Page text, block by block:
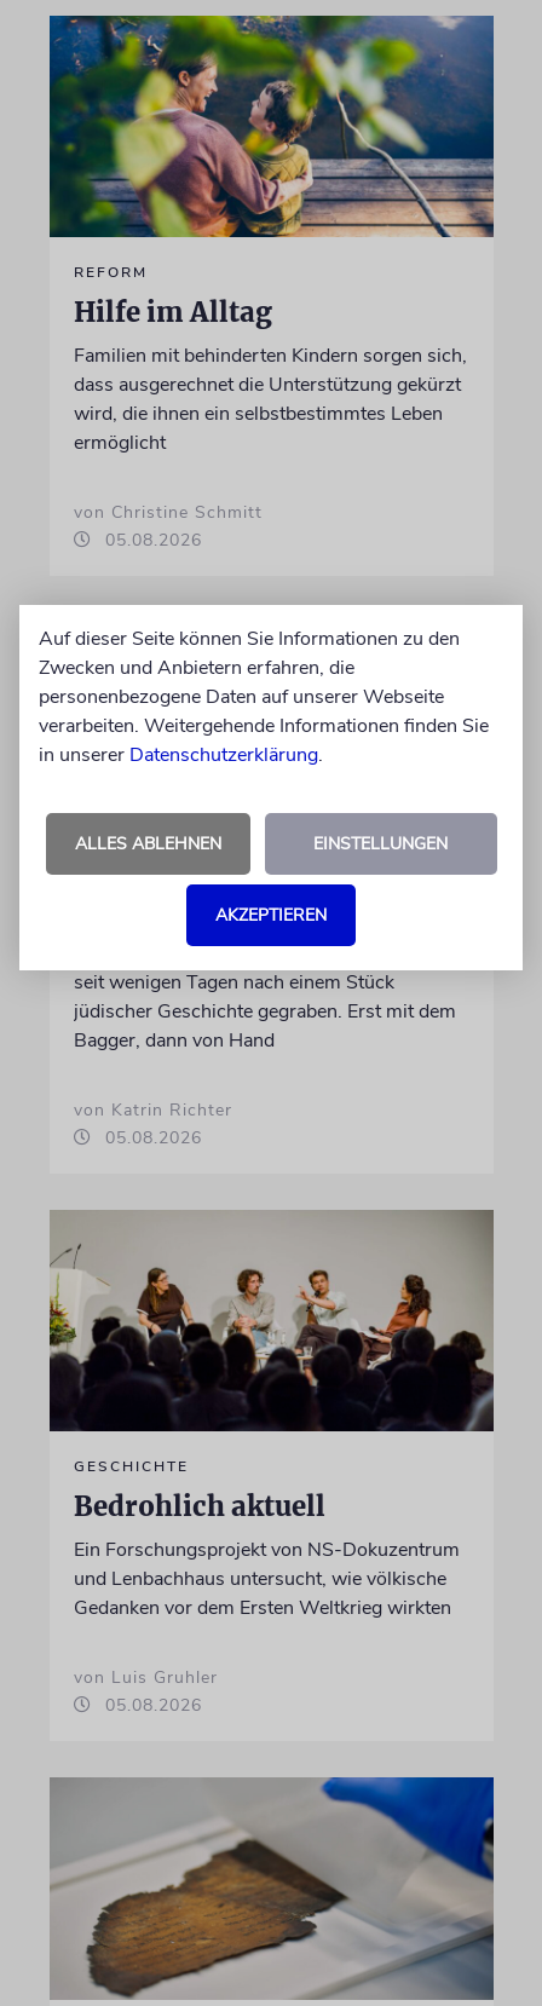
REFORM
Hilfe im Alltag
Familien mit behinderten Kindern sorgen sich,
dass ausgerechnet die Unterstützung gekürzt
wird, die ihnen ein selbstbestimmtes Leben
ermöglicht
von Christine Schmitt
05.08.2026
Schicht um Schicht
Dort, wo eben noch Parkplätze waren, wird
seit wenigen Tagen nach einem Stück
jüdischer Geschichte gegraben. Erst mit dem
Bagger, dann von Hand
von Katrin Richter
05.08.2026
GESCHICHTE
Bedrohlich aktuell
Ein Forschungsprojekt von NS-Dokuzentrum
und Lenbachhaus untersucht, wie völkische
Gedanken vor dem Ersten Weltkrieg wirkten
von Luis Gruhler
05.08.2026
Auf dieser Seite können Sie Informationen zu den
Zwecken und Anbietern erfahren, die
personenbezogene Daten auf unserer Webseite
verarbeiten. Weitergehende Informationen finden Sie
in unserer Datenschutzerklärung.
ALLES ABLEHNEN EINSTELLUNGEN
AKZEPTIEREN